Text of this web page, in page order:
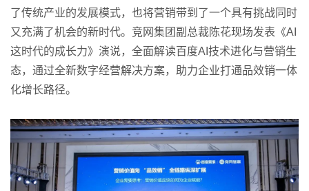
了传统产业的发展模式，也将营销带到了一个具有挑战同时
又充满了机会的新时代。竞网集团副总裁陈花现场发表《AI
这时代的成长力》演说，全面解读百度AI技术进化与营销生
态，通过全新数字经营解决方案，助力企业打通品效销一体
化增长路径。